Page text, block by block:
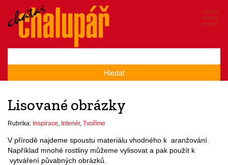
Hledat
Lisované obrázky
Rubrika: Inspirace Interiér, Tvoříme
V přírodě najdeme spoustu materiálu vhodného k aranžování.
Například mnohé rostliny můžeme vylisovat a pak použít k
vytváření půvabných obrázků.